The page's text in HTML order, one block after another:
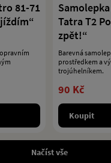
81-71
Tatra T2
zpět!“
Barevná
prostředkem a
trojúhelníkem.
90 Kč
Koupit
Načíst vše